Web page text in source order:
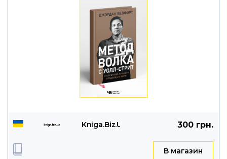
Kniga.Biz.Ua 300 грн.
B магазин